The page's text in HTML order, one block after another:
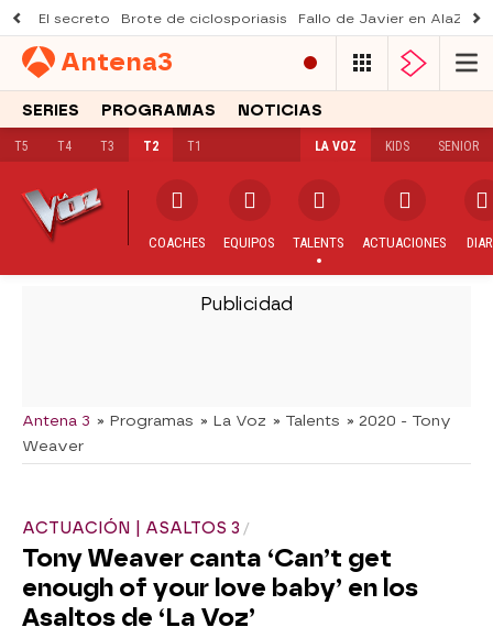
El secreto Brote de ciclosporiasis Fallo de Javier en AlaZ
Antena3
SERIES PROGRAMAS NOTICIAS
T5 T4 T3 T2 T1 SENIOR
KIDS
LA VOZ
COACHES EQUIPOS TALENTS ACTUACIONES
-
Antena 3 » Programas » La Voz » Talents » 2020 - Tony
Weaver
ACTUACIÓN | ASALTOS 3
Tony Weaver canta ‘Can’t get
enough of your love baby’ en los
Asaltos de ‘La Voz’